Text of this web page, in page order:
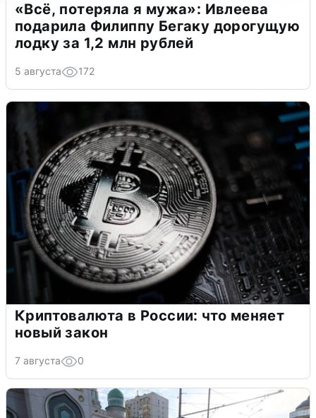
«Всё, потеряла я мужа»: Ивлеева
подарила Филиппу Бегаку дорогущую
лодку за 1,2 млн рублей
5 августа 172
Криптовалюта в России: что меняет
новый закон
7 августа 0